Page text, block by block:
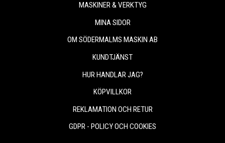
MASKINER & VERKTYG
MINA SIDOR
OM SÖDERMALMS MASKIN AB
KUNDTJÄNST
HUR HANDLAR JAG?
KÖPVILLKOR
REKLAMATION OCH RETUR
GDPR - POLICY OCH COOKIES